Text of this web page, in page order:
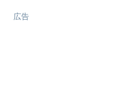
広告